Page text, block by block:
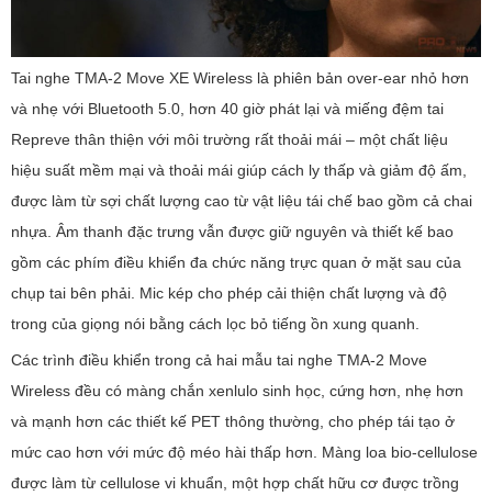
Tai nghe TMA-2 Move XE Wireless là phiên bản over-ear nhỏ hơn
và nhẹ với Bluetooth 5.0, hơn 40 giờ phát lại và miếng đệm tai
Repreve thân thiện với môi trường rất thoải mái – một chất liệu
hiệu suất mềm mại và thoải mái giúp cách ly thấp và giảm độ ấm,
được làm từ sợi chất lượng cao từ vật liệu tái chế bao gồm cả chai
nhựa. Âm thanh đặc trưng vẫn được giữ nguyên và thiết kế bao
gồm các phím điều khiển đa chức năng trực quan ở mặt sau của
chụp tai bên phải. Mic kép cho phép cải thiện chất lượng và độ
trong của giọng nói bằng cách lọc bỏ tiếng ồn xung quanh.
Các trình điều khiển trong cả hai mẫu tai nghe TMA-2 Move
Wireless đều có màng chắn xenlulo sinh học, cứng hơn, nhẹ hơn
và mạnh hơn các thiết kế PET thông thường, cho phép tái tạo ở
mức cao hơn với mức độ méo hài thấp hơn. Màng loa bio-cellulose
được làm từ cellulose vi khuẩn, một hợp chất hữu cơ được trồng